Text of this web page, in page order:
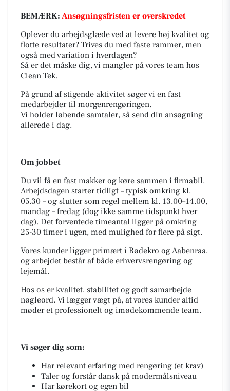
BEMÆRK: Ansøgningsfristen er overskredet
Oplever du arbejdsglæde ved at levere høj kvalitet og
flotte resultater? Trives du med faste rammer, men
også med variation i hverdagen?
Så er det måske dig, vi mangler på vores team hos
Clean Tek.
På grund af stigende aktivitet søger vi en fast
medarbejder til morgenrengøringen.
Vi holder løbende samtaler, så send din ansøgning
allerede i dag.
Om jobbet
Du vil få en fast makker og køre sammen i firmabil.
Arbejdsdagen starter tidligt – typisk omkring kl.
05.30 – og slutter som regel mellem kl. 13.00–14.00,
mandag – fredag (dog ikke samme tidspunkt hver
dag). Det forventede timeantal ligger på omkring
25-30 timer i ugen, med mulighed for flere på sigt.
Vores kunder ligger primært i Rødekro og Aabenraa,
og arbejdet består af både erhvervsrengøring og
lejemål.
Hos os er kvalitet, stabilitet og godt samarbejde
nøgleord. Vi lægger vægt på, at vores kunder altid
møder et professionelt og imødekommende team.
Vi søger dig som:
Har relevant erfaring med rengøring (et krav)
Taler og forstår dansk på modermålsniveau
Har kørekort og egen bil